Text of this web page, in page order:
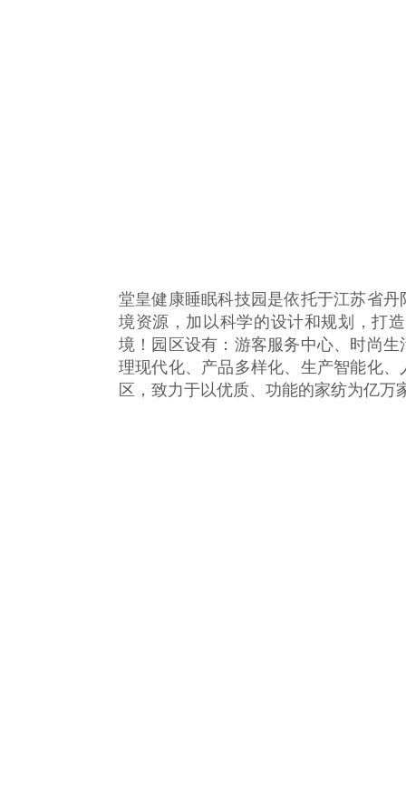
堂皇健康睡眠科技园是依托于江苏省
境资源，加以科学的设计和规划，打
境！园区设有：游客服务中心、时尚
理现代化、产品多样化、生产智能化
区，致力于以优质、功能的家纺为亿万